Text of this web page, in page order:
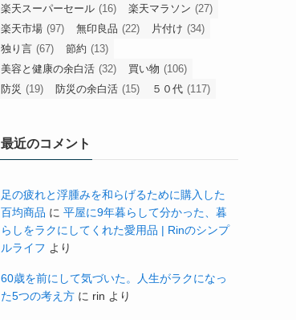
楽天スーパーセール (16) 楽天マラソン (27)
楽天市場 (97) 無印良品 (22) 片付け (34)
独り言 (67) 節約 (13)
美容と健康の余白活 (32) 買い物 (106)
防災 (19) 防災の余白活 (15) ５０代 (117)
最近のコメント
足の疲れと浮腫みを和らげるために購入した
百均商品 に 平屋に9年暮らして分かった、暮
らしをラクにしてくれた愛用品 | Rinのシンプ
ルライフ より
60歳を前にして気づいた。人生がラクになっ
た5つの考え方 に rin より